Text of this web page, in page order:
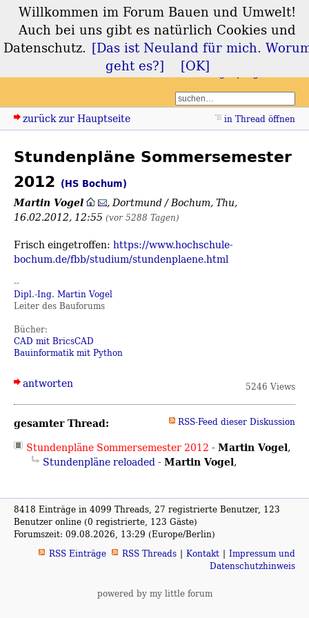
Forum Bauen und
Umwelt
zurück zur Hauptseite in Thread öffnen
Stundenpläne Sommersemester
2012 (HS Bochum)
Martin Vogel ,Dortmund / Bochum,Thu,
16.02.2012, 12:55 (vor 5288 Tagen)
Frisch eingetroffen: https://www.hochschule-
bochum.de/fbb/studium/stundenplaene.html
--
Dipl.-Ing. Martin Vogel
Leiter des Bauforums
Bücher:
CAD mit BricsCAD
Bauinformatik mit Python
antworten 5246 Views
gesamter Thread: RSS-Feed dieser Diskussion
Stundenpläne Sommersemester 2012 - Martin Vogel,
Stundenpläne reloaded- Martin Vogel,
8418 Einträge in 4099 Threads, 27 registrierte Benutzer, 123
Benutzer online (0 registrierte, 123 Gäste)
Forumszeit: 09.08.2026, 13:29 (Europe/Berlin)
RSS Einträge
RSS Threads Kontakt
Impressum und
Datenschutzhinweis
powered by my little forum
Willkommen im Forum Bauen und Umwelt!
Auch bei uns gibt es natürlich Cookies und
Datenschutz. [Das ist Neuland für mich.
geht es?]
[OK]